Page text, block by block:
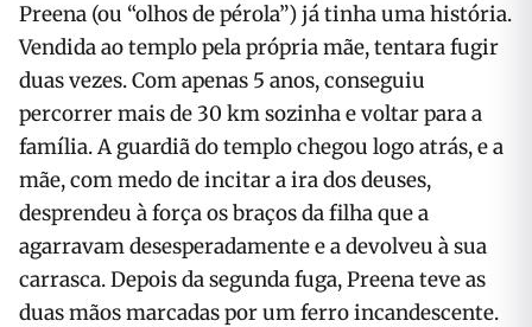
Preena (ou “olhos de pérola”) já tinha uma história.
Vendida ao templo pela própria mãe, tentara fugir
duas vezes. Com apenas 5 anos, conseguiu
percorrer mais de 30 km sozinha e voltar para a
família. A guardiã do templo chegou logo atrás, e a
mãe, com medo de incitar a ira dos deuses,
desprendeu à força os braços da filha que a
agarravam desesperadamente e a devolveu à sua
carrasca. Depois da segunda fuga, Preena teve as
duas mãos marcadas por um ferro incandescente.